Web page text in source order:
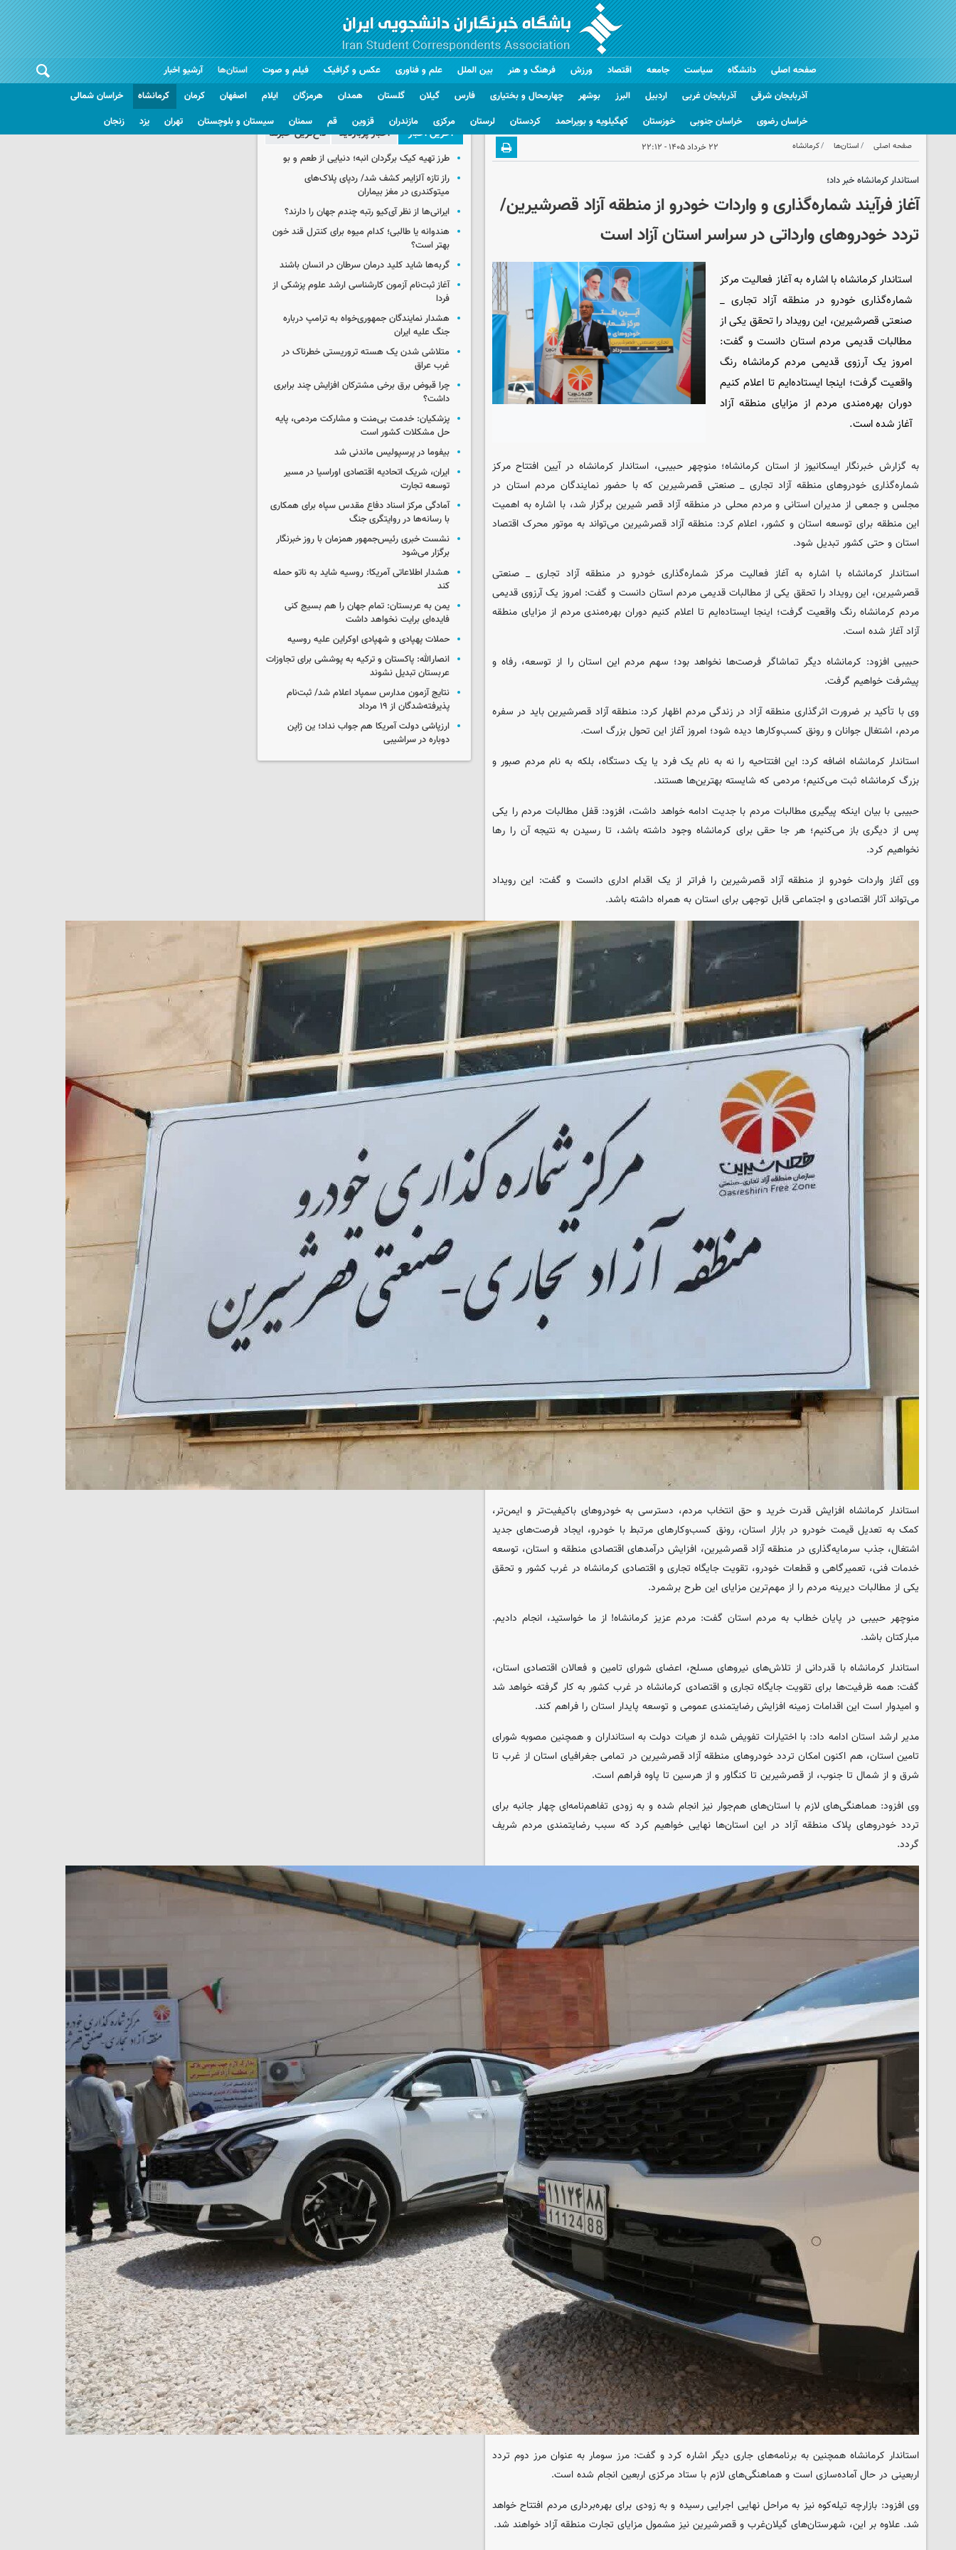
صفحه اصلی دانشگاه سیاست جامعه اقتصاد ورزش فرهنگ و هنر بین الملل علم و فناوری عکس و گرافیک فیلم و صوت
استان‌ها
آذربایجان شرقی
آذربایجان غربی اردبیل البرز بوشهر چهارمحال و بختیاری فارس گیلان گلستان همدان هرمزگان ایلام اصفهان کرمان کرمانشاه
خراسان شمالی
خراسان رضوی
خراسان جنوبی خوزستان کهگیلویه و بویراحمد کردستان لرستان مرکزی مازندران قزوین قم سمنان سیستان و بلوچستان تهران یزد زنجان
آرشیو اخبار
صفحه اصلی استان‌ها کرمانشاه ۲۲ خرداد ۱۴۰۵ - ۲۲:۱۲
استاندار کرمانشاه خبر داد؛
آغاز فرآیند شماره‌گذاری و واردات خودرو از منطقه آزاد قصرشیرین/
تردد خودروهای وارداتی در سراسر استان آزاد است
استاندار کرمانشاه با اشاره به آغاز فعالیت مرکز
شماره‌گذاری خودرو در منطقه آزاد تجاری _
صنعتی قصرشیرین، این رویداد را تحقق یکی از
مطالبات قدیمی مردم استان دانست و گفت:
امروز یک آرزوی قدیمی مردم کرمانشاه رنگ
واقعیت گرفت؛ اینجا ایستاده‌ایم تا اعلام کنیم
دوران بهره‌مندی مردم از مزایای منطقه آزاد
آغاز شده است.
به گزارش خبرنگار ایسکانیوز از استان کرمانشاه؛ منوچهر حبیبی، استاندار کرمانشاه در آیین افتتاح مرکز
شماره‌گذاری خودروهای منطقه آزاد تجاری _ صنعتی قصرشیرین که با حضور نمایندگان مردم استان در
مجلس و جمعی از مدیران استانی و مردم محلی در منطقه آزاد قصر شیرین برگزار شد، با اشاره به اهمیت
این منطقه برای توسعه استان و کشور، اعلام کرد: منطقه آزاد قصرشیرین می‌تواند به موتور محرک اقتصاد
استان و حتی کشور تبدیل شود.
استاندار کرمانشاه با اشاره به آغاز فعالیت مرکز شماره‌گذاری خودرو در منطقه آزاد تجاری _ صنعتی
قصرشیرین، این رویداد را تحقق یکی از مطالبات قدیمی مردم استان دانست و گفت: امروز یک آرزوی قدیمی
مردم کرمانشاه رنگ واقعیت گرفت؛ اینجا ایستاده‌ایم تا اعلام کنیم دوران بهره‌مندی مردم از مزایای منطقه
آزاد آغاز شده است.
حبیبی افزود: کرمانشاه دیگر تماشاگر فرصت‌ها نخواهد بود؛ سهم مردم این استان را از توسعه، رفاه و
پیشرفت خواهیم گرفت.
وی با تأکید بر ضرورت اثرگذاری منطقه آزاد در زندگی مردم اظهار کرد: منطقه آزاد قصرشیرین باید در سفره
مردم، اشتغال جوانان و رونق کسب‌وکارها دیده شود؛ امروز آغاز این تحول بزرگ است.
استاندار کرمانشاه اضافه کرد: این افتتاحیه را نه به نام یک فرد یا یک دستگاه، بلکه به نام مردم صبور و
بزرگ کرمانشاه ثبت می‌کنیم؛ مردمی که شایسته بهترین‌ها هستند.
حبیبی با بیان اینکه پیگیری مطالبات مردم با جدیت ادامه خواهد داشت، افزود: قفل مطالبات مردم را یکی
پس از دیگری باز می‌کنیم؛ هر جا حقی برای کرمانشاه وجود داشته باشد، تا رسیدن به نتیجه آن را رها
نخواهیم کرد.
وی آغاز واردات خودرو از منطقه آزاد قصرشیرین را فراتر از یک اقدام اداری دانست و گفت: این رویداد
می‌تواند آثار اقتصادی و اجتماعی قابل توجهی برای استان به همراه داشته باشد.
استاندار کرمانشاه افزایش قدرت خرید و حق انتخاب مردم، دسترسی به خودروهای باکیفیت‌تر و ایمن‌تر،
کمک به تعدیل قیمت خودرو در بازار استان، رونق کسب‌وکارهای مرتبط با خودرو، ایجاد فرصت‌های جدید
اشتغال، جذب سرمایه‌گذاری در منطقه آزاد قصرشیرین، افزایش درآمدهای اقتصادی منطقه و استان، توسعه
خدمات فنی، تعمیرگاهی و قطعات خودرو، تقویت جایگاه تجاری و اقتصادی کرمانشاه در غرب کشور و تحقق
یکی از مطالبات دیرینه مردم را از مهم‌ترین مزایای این طرح برشمرد.
منوچهر حبیبی در پایان خطاب به مردم استان گفت: مردم عزیز کرمانشاه! از ما خواستید، انجام دادیم.
مبارکتان باشد.
استاندار کرمانشاه با قدردانی از تلاش‌های نیروهای مسلح، اعضای شورای تامین و فعالان اقتصادی استان،
گفت: همه ظرفیت‌ها برای تقویت جایگاه تجاری و اقتصادی کرمانشاه در غرب کشور به کار گرفته خواهد شد
و امیدوار است این اقدامات زمینه افزایش رضایتمندی عمومی و توسعه پایدار استان را فراهم کند.
مدیر ارشد استان ادامه داد: با اختیارات تفویض شده از هیات دولت به استانداران و همچنین مصوبه شورای
تامین استان، هم اکنون امکان تردد خودروهای منطقه آزاد قصرشیرین در تمامی جغرافیای استان از غرب تا
شرق و از شمال تا جنوب، از قصرشیرین تا کنگاور و از هرسین تا پاوه فراهم است.
وی افزود: هماهنگی‌های لازم با استان‌های هم‌جوار نیز انجام شده و به زودی تفاهم‌نامه‌ای چهار جانبه برای
تردد خودروهای پلاک منطقه آزاد در این استان‌ها نهایی خواهیم کرد که سبب رضایتمندی مردم شریف
گردد.
استاندار کرمانشاه همچنین به برنامه‌های جاری دیگر اشاره کرد و گفت: مرز سومار به عنوان مرز دوم تردد
اربعینی در حال آماده‌سازی است و هماهنگی‌های لازم با ستاد مرکزی اربعین انجام شده است.
وی افزود: بازارچه تیله‌کوه نیز به مراحل نهایی اجرایی رسیده و به زودی برای بهره‌برداری مردم افتتاح خواهد
شد. علاوه بر این، شهرستان‌های گیلان‌غرب و قصرشیرین نیز مشمول مزایای تجارت منطقه آزاد خواهند شد.
آخرین اخبار اخبار پربازدید داغ‌ترین خبرها
طرز تهیه کیک برگردان انبه؛ دنیایی از طعم و بو
راز تازه آلزایمر کشف شد/ ردپای پلاک‌های
میتوکندری در مغز بیماران
ایرانی‌ها از نظر آی‌کیو رتبه چندم جهان را دارند؟
هندوانه یا طالبی؛ کدام‌ میوه برای کنترل قند خون
بهتر است؟
گربه‌ها شاید کلید درمان سرطان در انسان باشند
آغاز ثبت‌نام‌ آزمون کارشناسی ارشد علوم پزشکی از
فردا
هشدار نمایندگان جمهوری‌خواه به ترامپ درباره
جنگ علیه ایران
متلاشی شدن یک هسته تروریستی خطرناک در
غرب عراق
چرا قبوض برق برخی مشترکان افزایش چند برابری
داشت؟
پزشکیان: خدمت بی‌منت و مشارکت مردمی، پایه
حل مشکلات کشور است
بیفوما در پرسپولیس ماندنی شد
ایران، شریک اتحادیه اقتصادی اوراسیا در مسیر
توسعه تجارت
آمادگی مرکز اسناد دفاع مقدس سپاه برای همکاری
با رسانه‌ها در روایتگری جنگ
نشست خبری رئیس‌جمهور همزمان با روز خبرنگار
برگزار می‌شود
هشدار اطلاعاتی آمریکا: روسیه شاید به ناتو حمله
کند
یمن به عربستان: تمام جهان را هم بسیج کنی
فایده‌ای برایت نخواهد داشت
حملات پهپادی و شهپادی اوکراین علیه روسیه
انصارالله: پاکستان و ترکیه به پوششی برای تجاوزات
عربستان تبدیل نشوند
نتایج آزمون مدارس سمپاد اعلام شد/ ثبت‌نام
پذیرفته‌شدگان از ۱۹ مرداد
ارزپاشی دولت آمریکا هم جواب نداد؛ ین ژاپن
دوباره در سراشیبی